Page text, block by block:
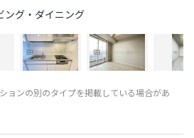
ング・ダイニング
ョンの別のタイプを掲載している場合があ